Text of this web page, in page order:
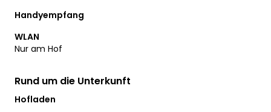
Handyempfang
WLAN
Nur am Hof
Rund um die Unterkunft
Hofladen